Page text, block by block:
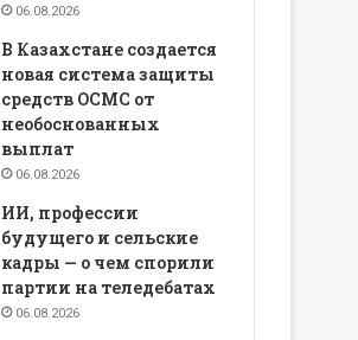
06.08.2026
В Казахстане создается
новая система защиты
средств ОСМС от
необоснованных
выплат
06.08.2026
ИИ, профессии
будущего и сельские
кадры — о чем спорили
партии на теледебатах
06.08.2026